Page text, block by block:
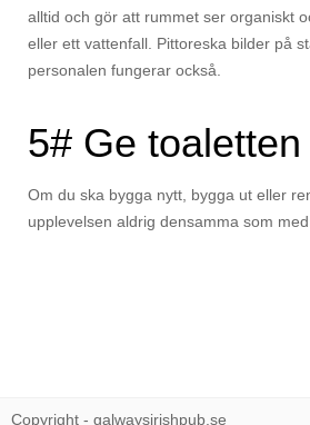
alltid och gör att rummet ser organiskt
eller ett vattenfall. Pittoreska bilder på
personalen fungerar också.
5# Ge
Om du ska bygga nytt, bygga ut eller
upplevelsen aldrig densamma som